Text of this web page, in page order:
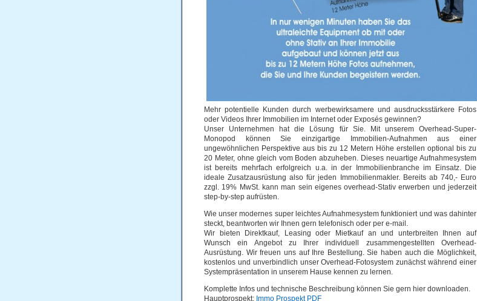
Mehr potentielle Kunden durch werbewirksamere und ausdrucksstärkere Fotos
oder Videos Ihrer Immobilien im Internet oder Exposés gewinnen?
Unser Unternehmen hat die Lösung für Sie. Mit unserem Overhead-Super-
Monopod können Sie einzigartige Immobilien-Aufnahmen aus einer
ungewöhnlichen Perspektive aus bis zu 12 Metern Höhe erstellen optional bis zu
20 Meter, ohne gleich vom Boden abzuheben. Dieses neuartige Aufnahmesystem
ist bereits mehrfach erfolgreich u.a. in der Immobilienbranche im Einsatz. Die
ideale Zusatzausrüstung also für jeden Immobilienmakler. Bereits ab 740,- Euro
zzgl. 19% MwSt. kann man sein eigenes overhead-Stativ erwerben und jederzeit
step-by-step aufrüsten.
Wie unser modernes super leichtes Aufnahmesystem funktioniert und was dahinter
steckt, beantworten wir Ihnen gern telefonisch oder per e-mail.
Wir bieten Direktkauf, Leasing oder Mietkauf an und unterbreiten Ihnen auf
Wunsch ein Angebot zu Ihrer individuell zusammengestellten Overhead-
Ausrüstung. Wir freuen uns auf Ihre Bestellung. Sie haben auch die Möglichkeit,
kostenlos und unverbindlich unser Overhead-Fotosystem zunächst während einer
Systempräsentation in unserem Hause kennen zu lernen.
Komplette Infos und technische Beschreibung können Sie gern hier downloaden.
Hauptprospekt: Immo Prospekt PDF